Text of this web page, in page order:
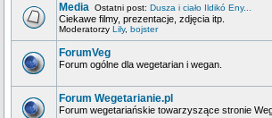
Media Ostatni post: Dusza i ciało Ildikó Eny...
Ciekawe filmy, prezentacje, zdjęcia itp.
Moderatorzy Lily, bojster
ForumVeg
Forum ogólne dla wegetarian i wegan.
Forum Wegetarianie.pl
Forum wegetariańskie towarzyszące stronie